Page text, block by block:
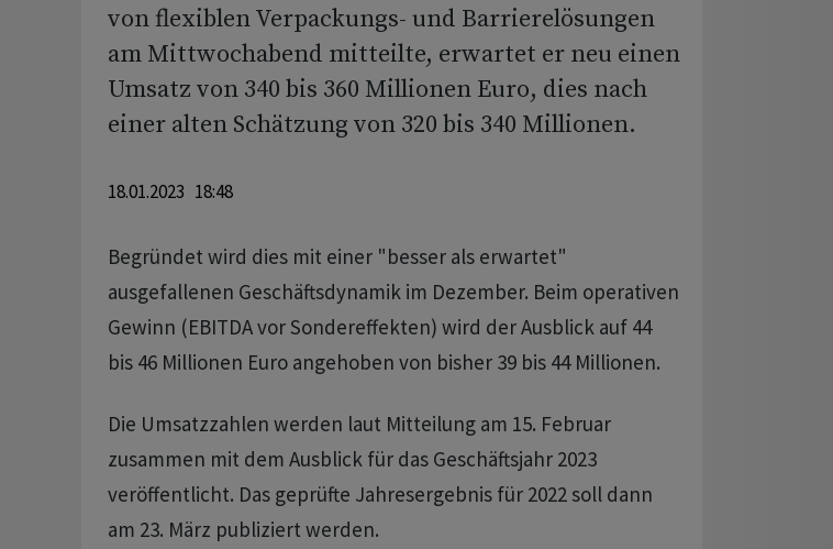
von flexiblen Verpackungs- und Barrierelösungen
am Mittwochabend mitteilte, erwartet er neu einen
Umsatz von 340 bis 360 Millionen Euro, dies nach
einer alten Schätzung von 320 bis 340 Millionen.
18.01.2023 18:48
Begründet wird dies mit einer "besser als erwartet"
ausgefallenen Geschäftsdynamik im Dezember. Beim operativen
Gewinn (EBITDA vor Sondereffekten) wird der Ausblick auf 44
bis 46 Millionen Euro angehoben von bisher 39 bis 44 Millionen.
Die Umsatzzahlen werden laut Mitteilung am 15. Februar
zusammen mit dem Ausblick für das Geschäftsjahr 2023
veröffentlicht. Das geprüfte Jahresergebnis für 2022 soll dann
am 23. März publiziert werden.